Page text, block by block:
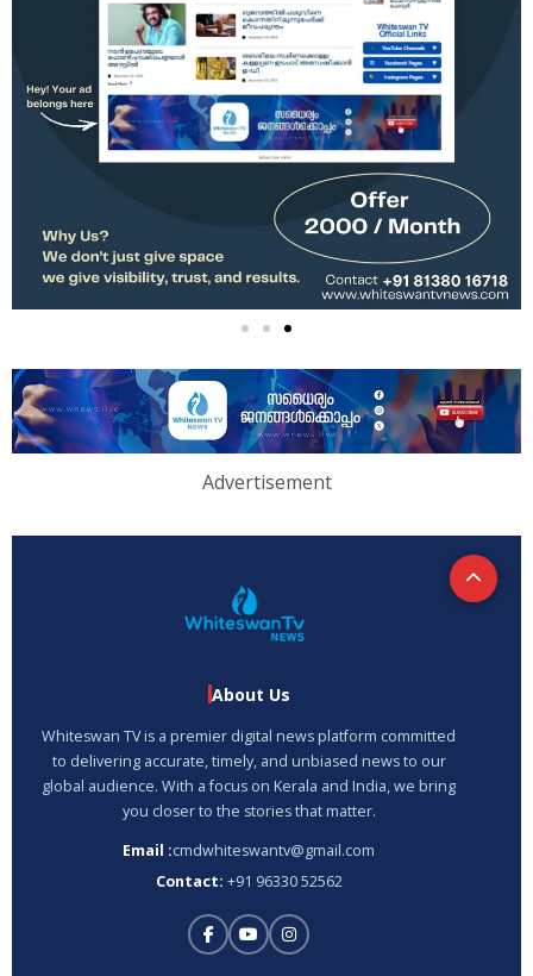
Advertisement
About Us
Whiteswan TV is a premier digital news platform committed
to delivering accurate, timely, and unbiased news to our
global audience. With a focus on Kerala and India, we bring
you closer to the stories that matter.
Email :cmdwhiteswantv@gmail.com
Contact: +91 96330 52562